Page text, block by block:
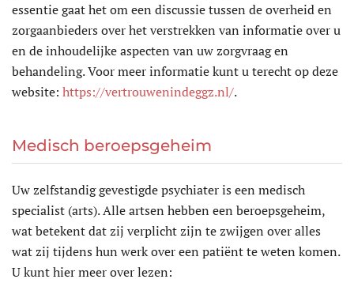
essentie gaat het om een discussie tussen de overheid en
zorgaanbieders over het verstrekken van informatie over u
en de inhoudelijke aspecten van uw zorgvraag en
behandeling. Voor meer informatie kunt u terecht op deze
website: https://vertrouwenindeggz.nl/.
Medisch beroepsgeheim
Uw zelfstandig gevestigde psychiater is een medisch
specialist (arts). Alle artsen hebben een beroepsgeheim,
wat betekent dat zij verplicht zijn te zwijgen over alles
wat zij tijdens hun werk over een patiënt te weten komen.
U kunt hier meer over lezen: